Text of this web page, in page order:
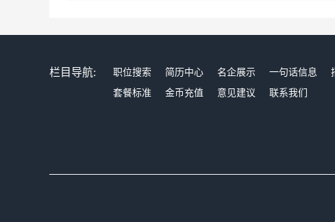
栏目导航: 职位搜索 简历中心 名企展示 一句话信息
套餐标准
金币充值 意见建议 联系我们